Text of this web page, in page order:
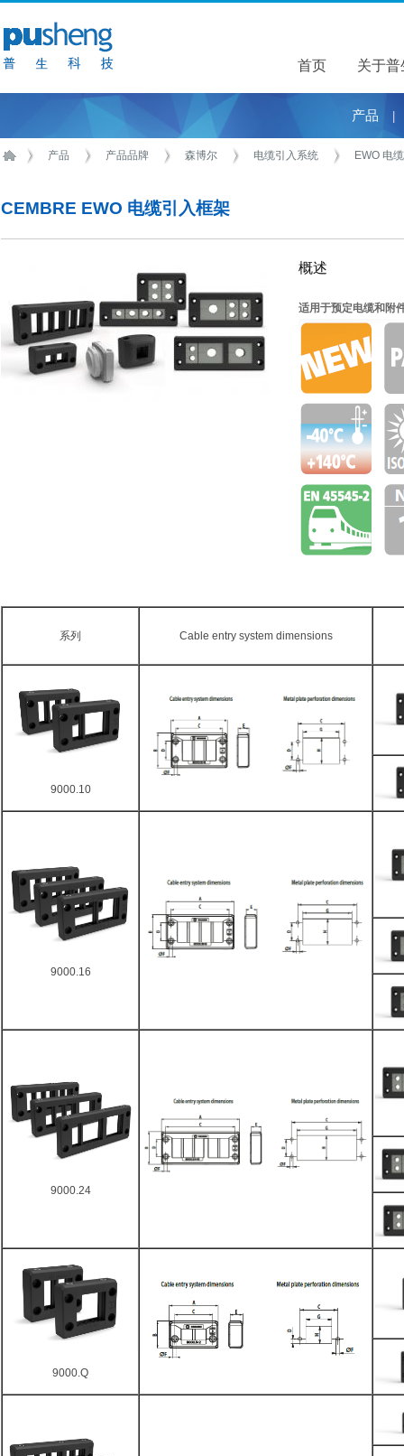
首页 关于普
关于普
产品
产品 产品品牌 森博尔 电缆引入系统 EWO 电
CEMBRE EWO 电缆引入框架
概述
适用于预定电缆和附
系列 Cable entry system dimensions
9000.10
9000.16
9000.24
9000.Q